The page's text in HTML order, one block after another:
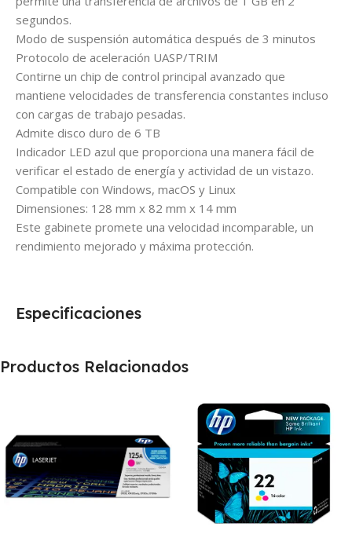
segundos.
Modo de suspensión automática después de 3 minutos
Protocolo de aceleración UASP/TRIM
Contirne un chip de control principal avanzado que
mantiene velocidades de transferencia constantes incluso
con cargas de trabajo pesadas.
Admite disco duro de 6 TB
Indicador LED azul que proporciona una manera fácil de
verificar el estado de energía y actividad de un vistazo.
Compatible con Windows, macOS y Linux
Dimensiones: 128 mm x 82 mm x 14 mm
Este gabinete promete una velocidad incomparable, un
rendimiento mejorado y máxima protección.
Especificaciones
Productos Relacionados